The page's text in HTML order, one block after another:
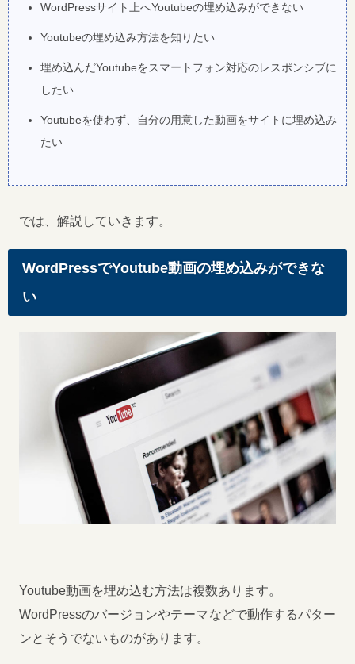
WordPressサイト上へYoutubeの埋め込みができない
Youtubeの埋め込み方法を知りたい
埋め込んだYoutubeをスマートフォン対応のレスポンシブに
したい
Youtubeを使わず、自分の用意した動画をサイトに埋め込み
たい
では、解説していきます。
WordPressでYoutube動画の埋め込みができな
い
Youtube動画を埋め込む方法は複数あります。
WordPressのバージョンやテーマなどで動作するパター
ンとそうでないものがあります。